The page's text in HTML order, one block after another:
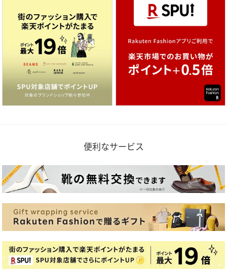
便利なサービス